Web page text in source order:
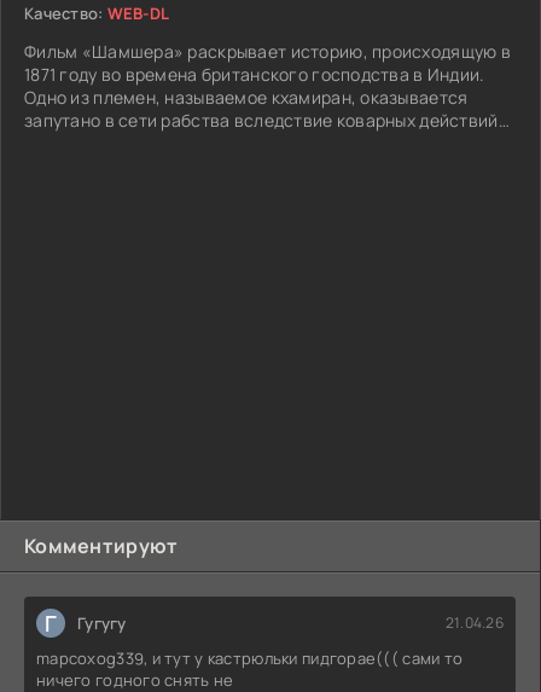
Комментируют
Г Гугугу 21.04.26
mapcoxog339, и тут у кастрюльки пидгорае((( сами то
ничего годного снять не
Качество: WEB-DL
Фильм «Шамшера» раскрывает историю, происходящую в
1871 году во времена британского господства в Индии.
Одно из племен, называемое кхамиран, оказывается
запутано в сети рабства вследствие коварных действий